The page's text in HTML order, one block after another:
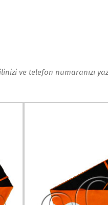
ve telefon numaranızı